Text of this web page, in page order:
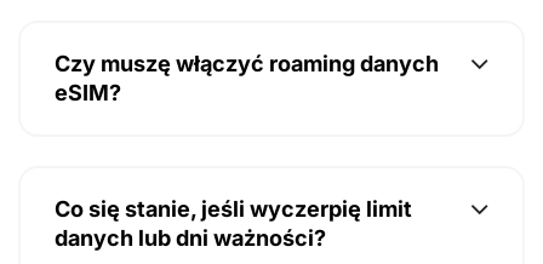
Czy muszę włączyć roaming danych
eSIM?
Co się stanie, jeśli wyczerpię limit
danych lub dni ważności?